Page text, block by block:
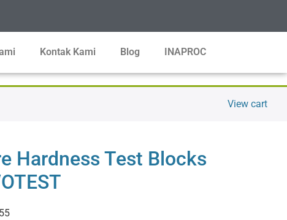
Kontak Kami Blog INAPROC
View cart
Hardness Test Blocks